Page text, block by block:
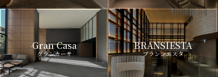
Gran Casa
グランカーサ
BRANSIESTA
ブランシエスタ